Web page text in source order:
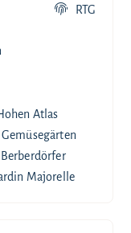
RTG
Atlas
Majorelle